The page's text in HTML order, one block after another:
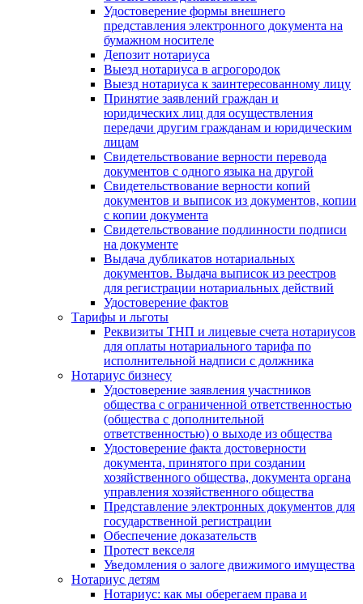
Удостоверение формы внешнего
представления электронного документа на
бумажном носителе
Депозит нотариуса
Выезд нотариуса в агрогородок
Выезд нотариуса к заинтересованному лицу
Принятие заявлений граждан и
юридических лиц для осуществления
передачи другим гражданам и юридическим
лицам
Свидетельствование верности перевода
документов с одного языка на другой
Свидетельствование верности копий
документов и выписок из документов, копии
с копии документа
Свидетельствование подлинности подписи
на документе
Выдача дубликатов нотариальных
документов. Выдача выписок из реестров
для регистрации нотариальных действий
Удостоверение фактов
Тарифы и льготы
Реквизиты ТНП и лицевые счета нотариусов
для оплаты нотариального тарифа по
исполнительной надписи с должника
Нотариус бизнесу
Удостоверение заявления участников
общества с ограниченной ответственностью
(общества с дополнительной
ответственностью) о выходе из общества
Удостоверение факта достоверности
документа, принятого при создании
хозяйственного общества, документа органа
управления хозяйственного общества
Представление электронных документов для
государственной регистрации
Обеспечение доказательств
Протест векселя
Уведомления о залоге движимого имущества
Нотариус детям
Нотариус: как мы оберегаем права и